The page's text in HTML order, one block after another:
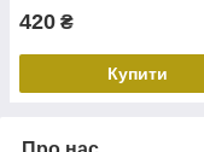
420 ₴
Купити